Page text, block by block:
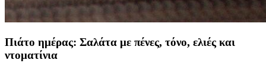
Πιάτο ημέρας: Σαλάτα με πένες, τόνο, ελιές και
ντοματίνια